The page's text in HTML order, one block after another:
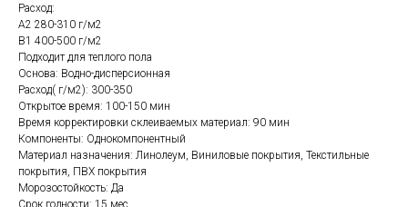
Расход:
А2 280-310 г/м2
B1 400-500 г/м2
Подходит для теплого пола
Основа: Водно-дисперсионная
Расход( г/м2): 300-350
Открытое время: 100-150 мин
Время корректировки склеиваемых материал: 90 мин
Компоненты: Однокомпонентный
Материал назначения: Линолеум, Виниловые покрытия, Текстильные
покрытия, ПВХ покрытия
Морозостойкость: Да